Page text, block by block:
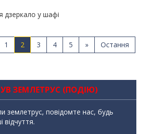
дзеркало у шафі
1 2 3 4 5 » Остання
ЗЕМЛЕТРУС (ПОДІЮ)
землетрус, повідомте нас, будь
відчуття.